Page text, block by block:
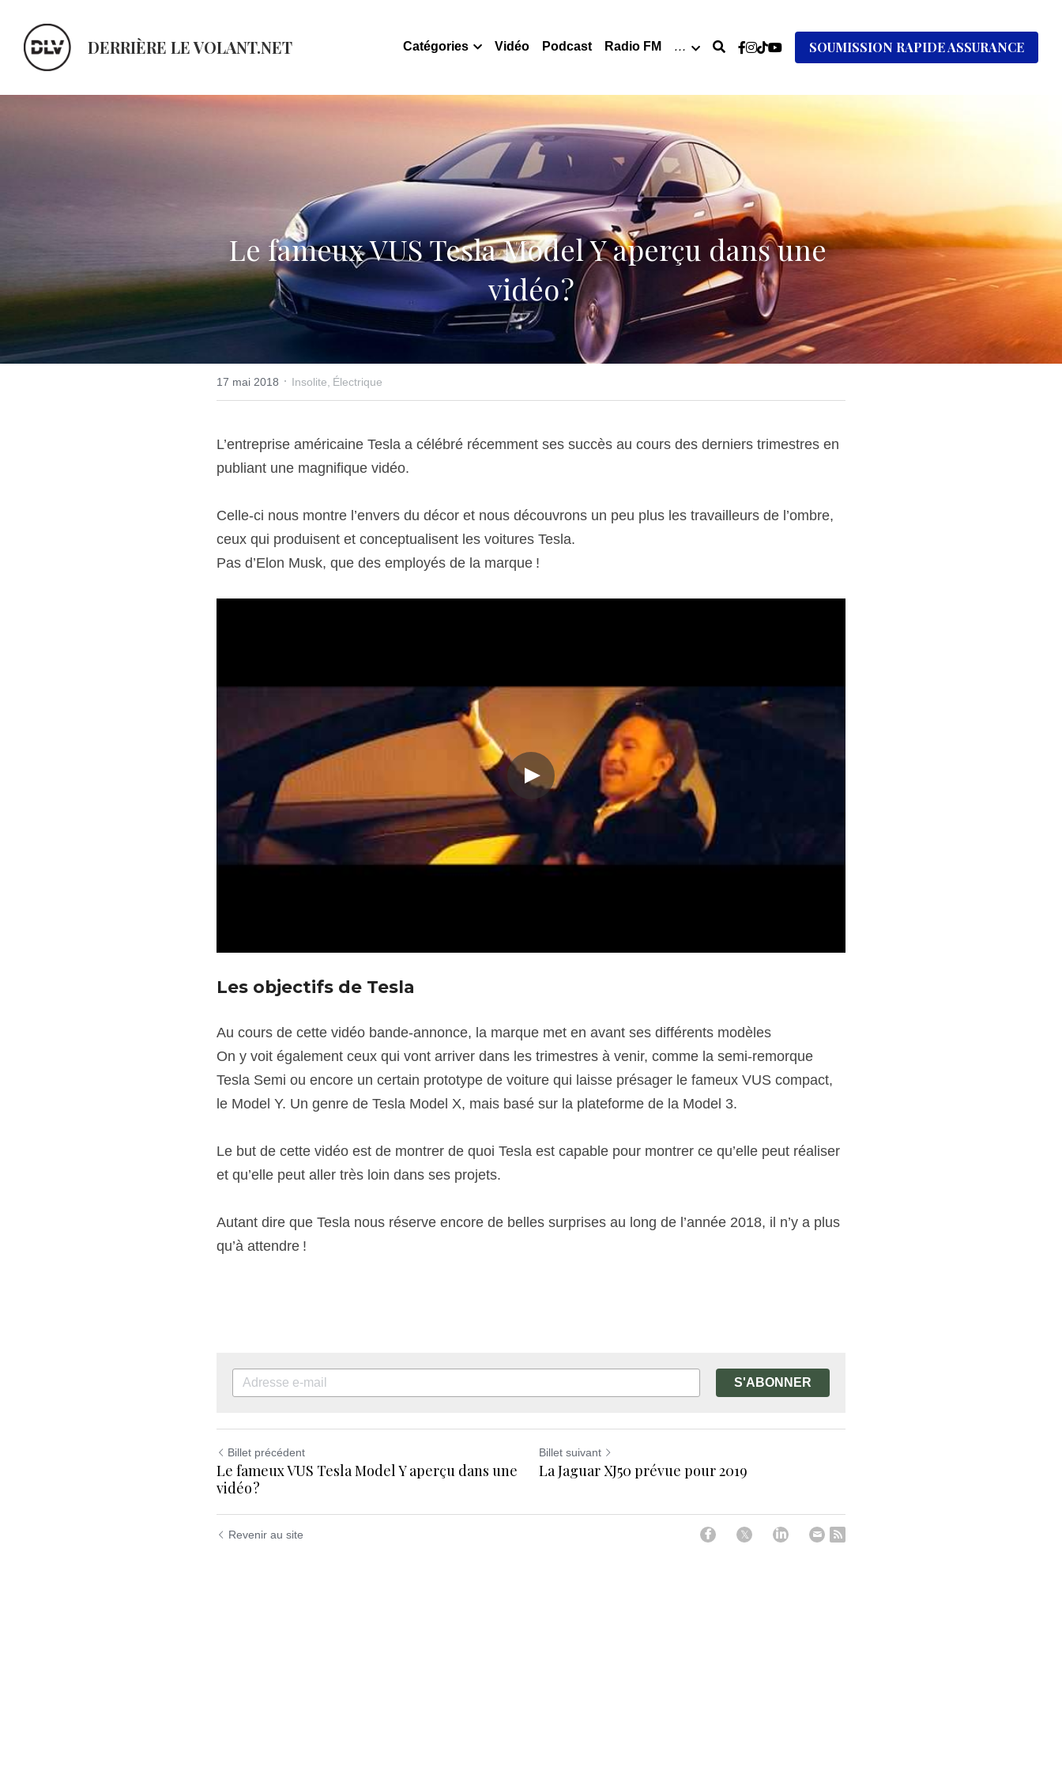
DERRIÈRE LE VOLANT.NET Catégories Vidéo Podcast Radio FM … SOUMISSION RAPIDE ASSURANCE
Le fameux VUS Tesla Model Y aperçu dans une
vidéo ?
17 mai 2018 · Insolite, Électrique
L’entreprise américaine Tesla a célébré récemment ses succès au cours des derniers trimestres en
publiant une magnifique vidéo.
Celle-ci nous montre l’envers du décor et nous découvrons un peu plus les travailleurs de l’ombre,
ceux qui produisent et conceptualisent les voitures Tesla.
Pas d’Elon Musk, que des employés de la marque !
Les objectifs de Tesla
Au cours de cette vidéo bande-annonce, la marque met en avant ses différents modèles
On y voit également ceux qui vont arriver dans les trimestres à venir, comme la semi-remorque
Tesla Semi ou encore un certain prototype de voiture qui laisse présager le fameux VUS compact,
le Model Y. Un genre de Tesla Model X, mais basé sur la plateforme de la Model 3.
Le but de cette vidéo est de montrer de quoi Tesla est capable pour montrer ce qu’elle peut réaliser
et qu’elle peut aller très loin dans ses projets.
Autant dire que Tesla nous réserve encore de belles surprises au long de l’année 2018, il n’y a plus
qu’à attendre !
S'ABONNER
Billet précédent
Le fameux VUS Tesla Model Y aperçu dans une
vidéo ?
Billet suivant
La Jaguar XJ50 prévue pour 2019
Revenir au site